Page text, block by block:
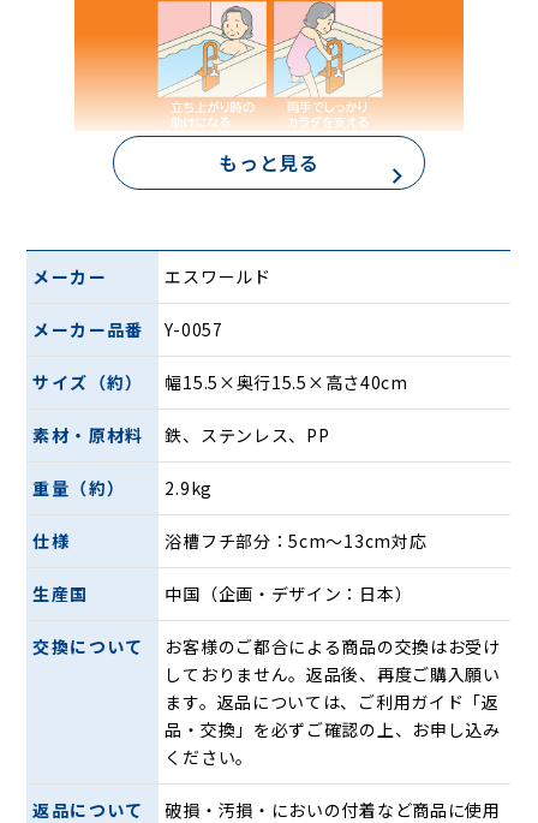
上段と中段、2段式にすることで身長に合わせ掴みやすい
位置でサポートします。また、滑りにくい塗装が施されてい
るため安心して体をあずけられ、年齢に関係なく使用できる
ように設計されています。
目立つ色調と取り付けの手軽さ
色は湯気の中でも目立つようにオレンジカラーの配色を施
しています。視認性は抜群で一目で分かるようになっていま
す。また、つまみを回して固定するだけの取り付け方法は、
どなたでも簡単に取り付けられる手軽さ。滑りやすい浴槽も
手すりがあるだけで安心でき、快適なバスタイムをお楽しみ
もっと見る
メーカー エスワールド
メーカー品番 Y-0057
サイズ（約） 幅15.5×奥行15.5×高さ40cm
素材・原材料 鉄、ステンレス、PP
重量（約） 2.9kg
仕様 浴槽フチ部分：5cm〜13cm対応
生産国 中国（企画・デザイン：日本）
交換について
お客様のご都合による商品の交換はお受け
しておりません。返品後、再度ご購入願い
ます。返品については、ご利用ガイド「返
品・交換」を必ずご確認の上、お申し込み
ください。
返品について
破損・汚損・においの付着など商品に使用